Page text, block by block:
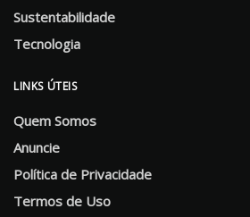
Sustentabilidade
Tecnologia
LINKS ÚTEIS
Quem Somos
Anuncie
Política de Privacidade
Termos de Uso